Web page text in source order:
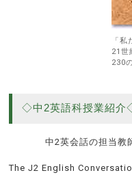
「
21世
230
◇中2英語科授業紹介
中2英会話の担当教
The J2 English